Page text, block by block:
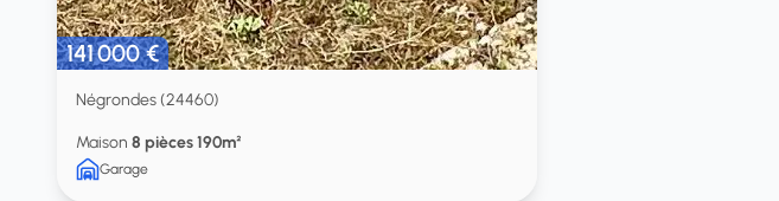
141 000 €
Négrondes (24460)
Maison 8 pièces 190m²
Garage